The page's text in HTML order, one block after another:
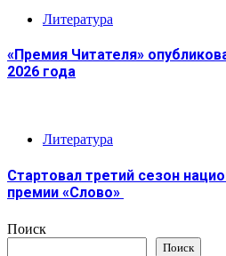
Литература
«Премия Читателя»
2026 года
Литература
Стартовал третий сезон
премии «Слово»
Поиск
Поиск